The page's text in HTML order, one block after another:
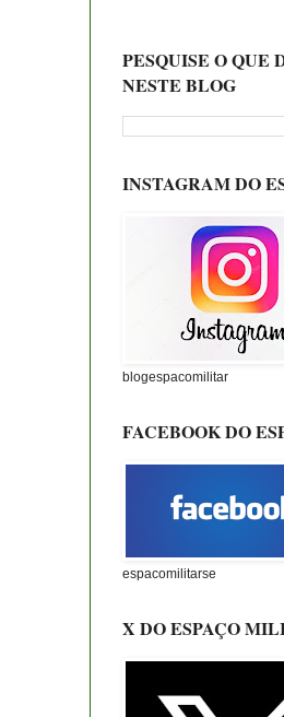
PESQUISE O QUE
NESTE BLOG
INSTAGRAM DO
blogespacomilitar
FACEBOOK DO
espacomilitarse
X DO ESPAÇO